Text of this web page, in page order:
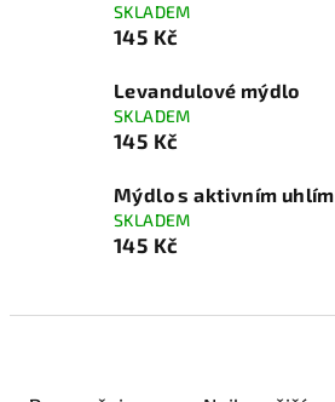
SKLADEM
145 Kč
Levandulové mýdlo
SKLADEM
145 Kč
Mýdlo s aktivním uhlím
SKLADEM
145 Kč